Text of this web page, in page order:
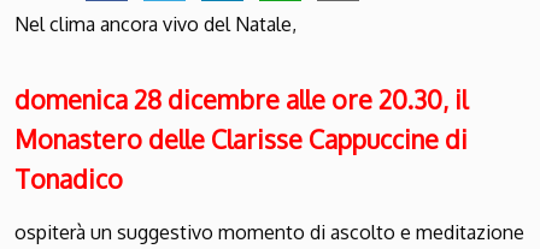
Nel clima ancora vivo del Natale,
domenica 28 dicembre alle ore 20.30, il
Monastero delle Clarisse Cappuccine di
Tonadico
ospiterà un suggestivo momento di ascolto e meditazione